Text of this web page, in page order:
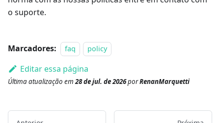
o suporte.
Marcadores: faq policy
Editar essa página
Última atualização em28 de jul. de 2026porRenanMarquetti